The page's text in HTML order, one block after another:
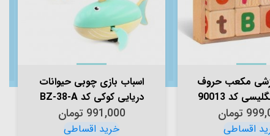
مکعب حروف
کد 90013
تومان
اسباب بازی چوبی حیوانات
دریایی کوکی کد BZ-38-A
991,000 تومان